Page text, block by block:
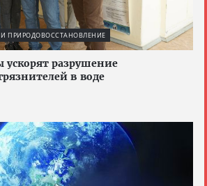
ПРИРОДОВОССТАНОВЛЕНИЕ
разрушение
в воде